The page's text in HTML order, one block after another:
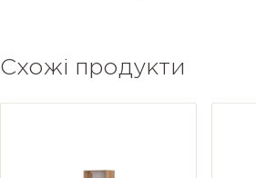
Схожі продукти